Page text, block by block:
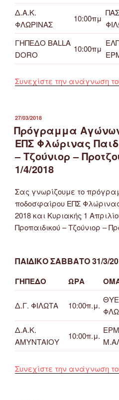
Δ.Α.Κ.
ΦΛΩΡΙΝΑΣ
10:00πμ
ΓΗΠΕΔΟ BALLA
DORO
10:00πμ
Συνεχίστε την ανάγνωση
ΔΗΜΟΣΙΕΎΤΗΚΕ
ΣΤΙΣ
27/03/2018
Πρόγραμμα
ΕΠΣ Φλώρινας
– Τζούνιορ –
1/4/2018
Σας γνωρίζουμε το
ποδοσφαίρου ΕΠΣ
2018 και Κυριακής 1
Προπαιδικού – Τζούνιορ –
ΠΑΙΔΙΚΟ ΣΑΒΒΑΤΟ 31/3/
ΓΗΠΕΔΟ ΩΡΑ
Δ.Γ. ΦΙΛΩΤΑ 10:00π.μ.
Δ.Α.Κ.
ΑΜΥΝΤΑΙΟΥ
10:00π.μ.
Συνεχίστε την ανάγνωση